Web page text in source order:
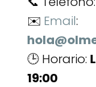
✉️ Email:
🕒 Horario:
19:00